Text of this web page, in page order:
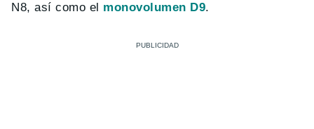
N8, así como el monovolumen D9.